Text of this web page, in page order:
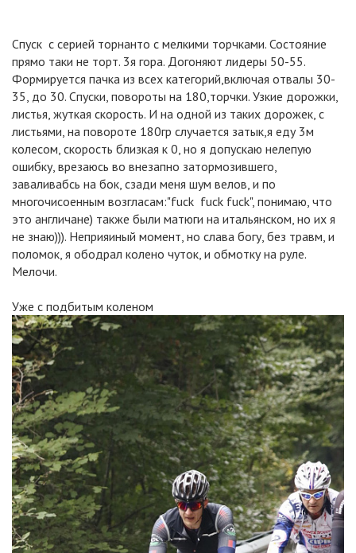
Спуск с серией торнанто с мелкими торчками. Состояние
прямо таки не торт. 3я гора. Догоняют лидеры 50-55.
Формируется пачка из всех категорий,включая отвалы 30-
35, до 30. Спуски, повороты на 180,торчки. Узкие дорожки,
листья, жуткая скорость. И на одной из таких дорожек, с
листьями, на повороте 180гр случается затык,я еду 3м
колесом, скорость близкая к 0, но я допускаю нелепую
ошибку, врезаюсь во внезапно затормозившего,
заваливабсь на бок, сзади меня шум велов, и по
многочисоенным возгласам:"fuck fuck fuck", понимаю, что
это англичане) также были матюги на итальянском, но их я
не знаю))). Неприяиный момент, но слава богу, без травм, и
поломок, я ободрал колено чуток, и обмотку на руле.
Мелочи.
Уже с подбитым коленом